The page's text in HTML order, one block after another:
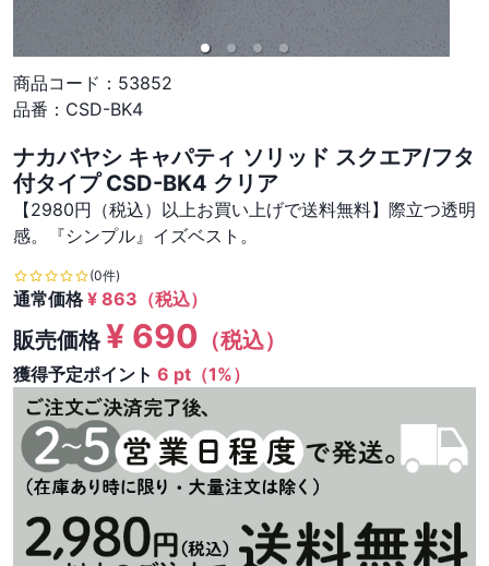
商品コード： 53852
品番： CSD-BK4
ナカバヤシ キャパティ ソリッド スクエア/フタ
付タイプ CSD-BK4 クリア
【2980円（税込）以上お買い上げで送料無料】際立つ透明
感。『シンプル』イズベスト。
(0件)
通常価格¥ 863 （税込）
販売価格¥ 690 （税込）
獲得予定ポイント 6 pt（1%）